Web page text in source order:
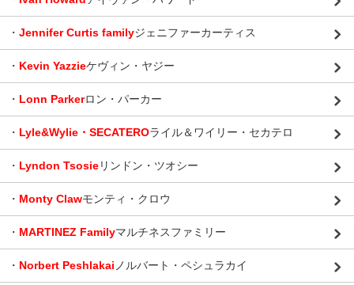
・ Jennifer Curtis familyジェニファーカーティス
・ Kevin Yazzieケヴィン・ヤジー
・ Lonn Parkerロン・パーカー
・ Lyle&Wylie・SECATEROライル＆ワイリー・セカテロ
・ Lyndon Tsosieリンドン・ツオシー
・ Monty Clawモンティ・クロウ
・ MARTINEZ Familyマルチネスファミリー
・ Norbert Peshlakai ノルバート・ペシュラカイ